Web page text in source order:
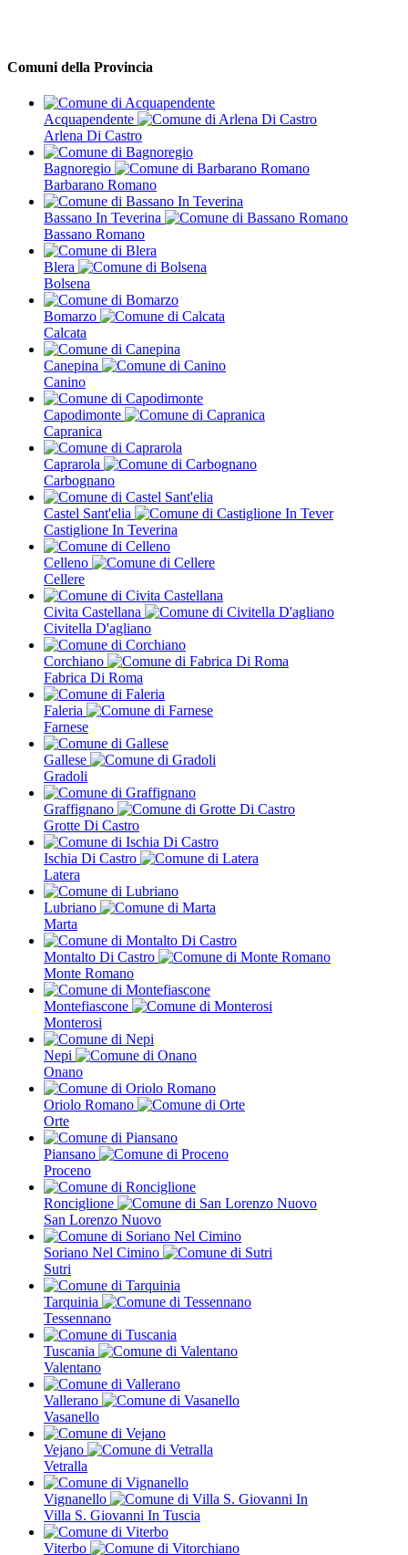
Comuni della Provincia
Acquapendente
Arlena Di Castro
Bagnoregio
Barbarano Romano
Bassano In Teverina
Bassano Romano
Blera
Bolsena
Bomarzo
Calcata
Canepina
Canino
Capodimonte
Capranica
Caprarola
Carbognano
Castel Sant'elia
Castiglione In Teverina
Celleno
Cellere
Civita Castellana
Civitella D'agliano
Corchiano
Fabrica Di Roma
Faleria
Farnese
Gallese
Gradoli
Graffignano
Grotte Di Castro
Ischia Di Castro
Latera
Lubriano
Marta
Montalto Di Castro
Monte Romano
Montefiascone
Monterosi
Nepi
Onano
Oriolo Romano
Orte
Piansano
Proceno
Ronciglione
San Lorenzo Nuovo
Soriano Nel Cimino
Sutri
Tarquinia
Tessennano
Tuscania
Valentano
Vallerano
Vasanello
Vejano
Vetralla
Vignanello
Villa S. Giovanni In Tuscia
Viterbo